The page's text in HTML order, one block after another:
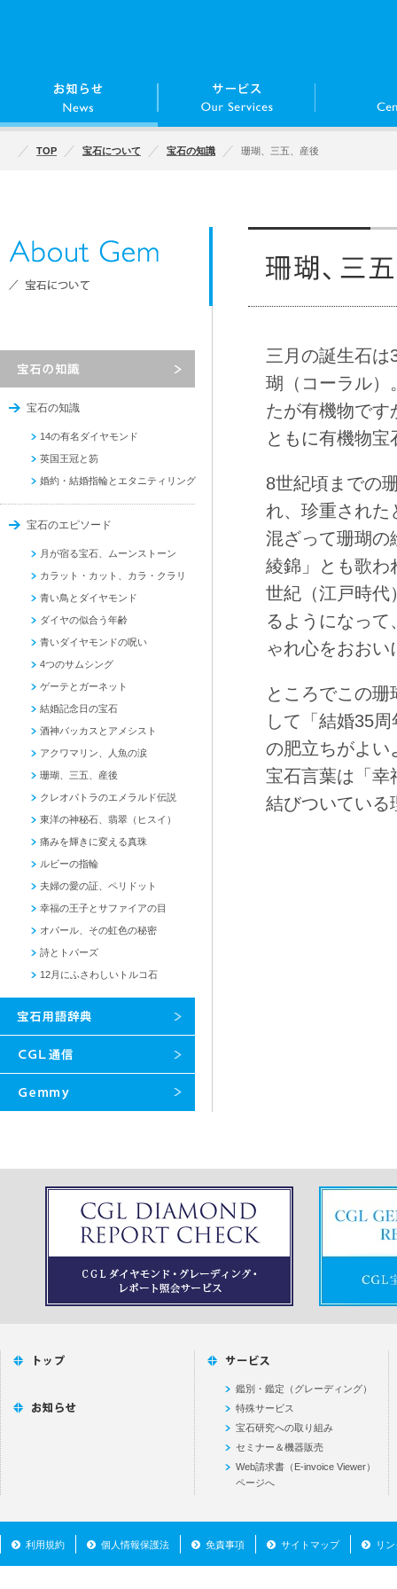
TOP 宝石について 宝石の知識 珊瑚、三五、産後
宝石の知識
14の有名ダイヤモンド
英国王冠と笏
婚約・結婚指輪とエタニティリング
宝石のエピソード
月が宿る宝石、ムーンストーン
カラット・カット、カラ・クラリ
青い鳥とダイヤモンド
ダイヤの似合う年齢
青いダイヤモンドの呪い
4つのサムシング
ゲーテとガーネット
結婚記念日の宝石
酒神バッカスとアメシスト
アクワマリン、人魚の涙
珊瑚、三五、産後
クレオパトラのエメラルド伝説
東洋の神秘石、翡翠（ヒスイ）
痛みを輝きに変える真珠
ルビーの指輪
夫婦の愛の証、ペリドット
幸福の王子とサファイアの目
オパール、その虹色の秘密
詩とトパーズ
12月にふさわしいトルコ石
三月の誕生石は
瑚（コーラル）
たが有機物です
ともに有機物
8世紀頃までの
れ、珍重された
混ざって珊瑚の
綾錦」とも歌わ
世紀（江戸時代
るようになっ
ゃれ心をおお
ところでこの
して「結婚35
の肥立ちがよい
宝石言葉は「幸
結びついている
鑑別・鑑定（グレーディング）
特殊サービス
宝石研究への取り組み
セミナー＆機器販売
Web請求書（E-invoice Viewer）
ページへ
利用規約 個人情報保護法 免責事項 サイトマップ リ